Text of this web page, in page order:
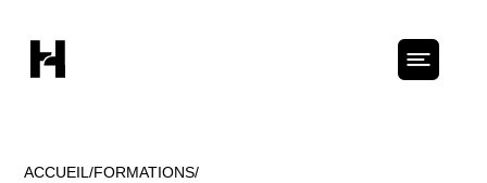
ACCUEIL FORMATIONS